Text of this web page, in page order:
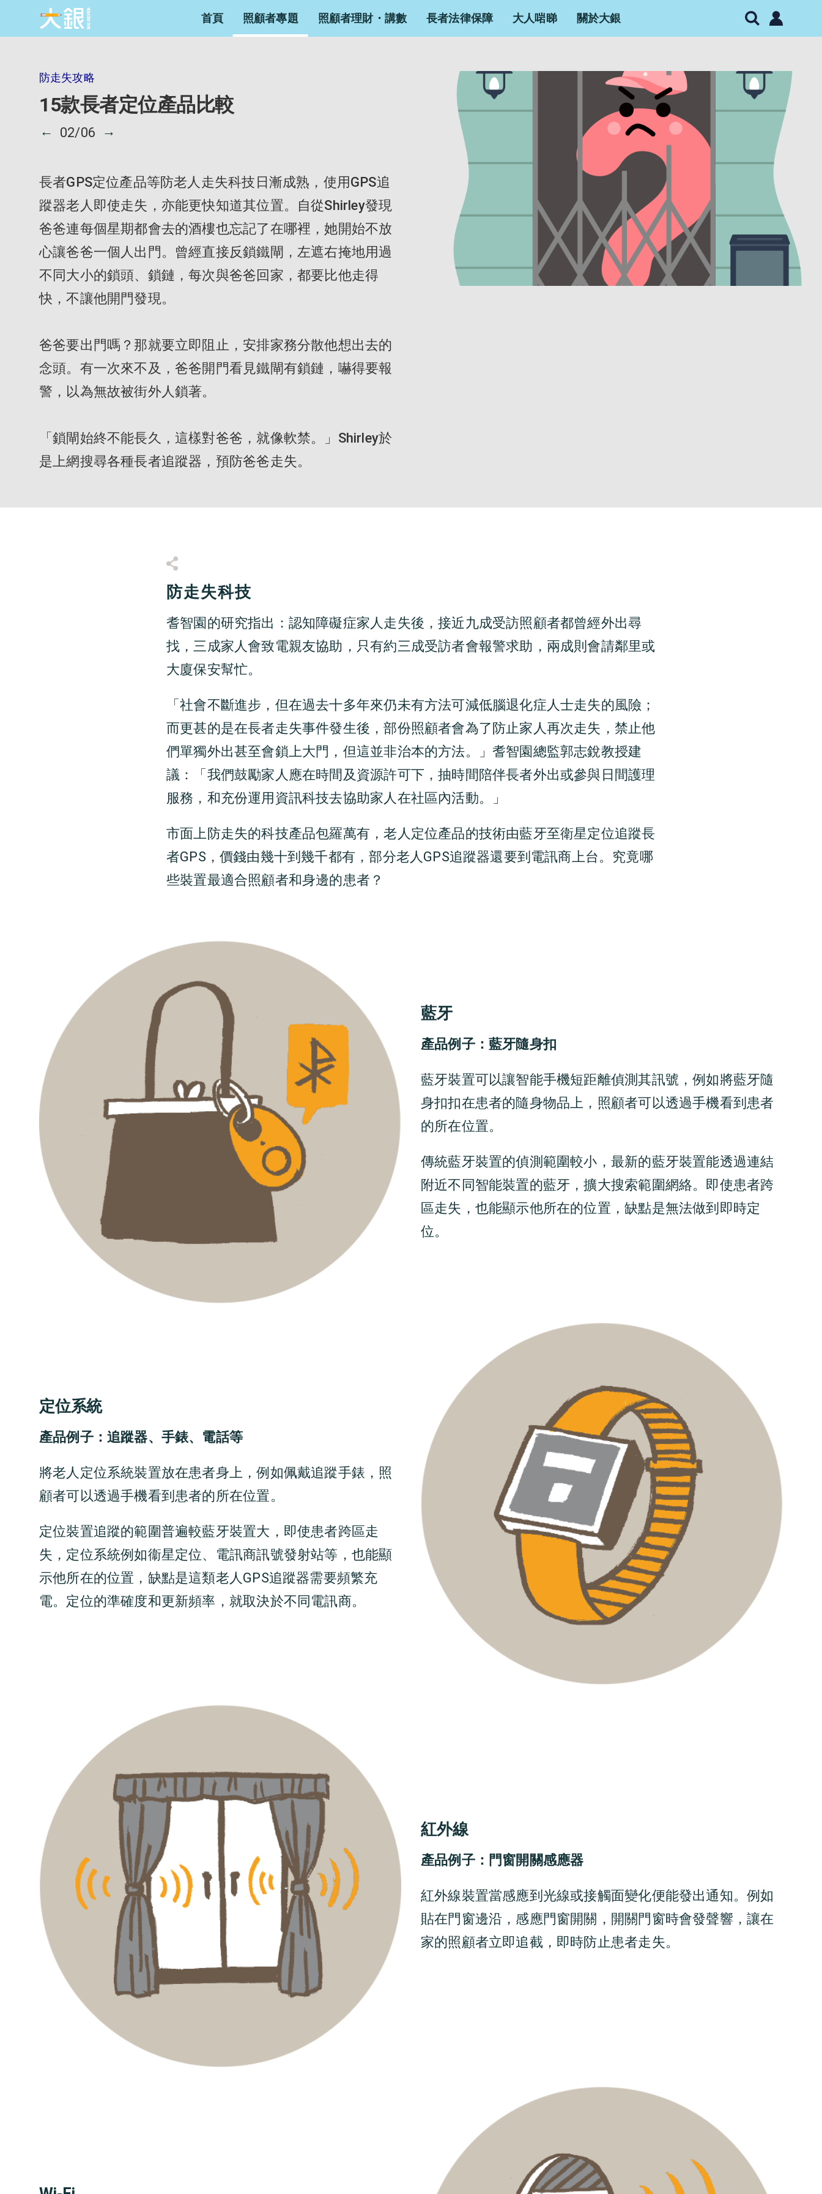
首頁 照顧者專題 照顧者理財・講數 長者法律保障 大人啱睇 關於大銀
防走失攻略
15款長者定位產品比較
← 02/06 →
長者GPS定位產品等防老人走失科技日漸成熟，使用GPS追
蹤器老人即使走失，亦能更快知道其位置。自從Shirley發現
爸爸連每個星期都會去的酒樓也忘記了在哪裡，她開始不放
心讓爸爸一個人出門。曾經直接反鎖鐵閘，左遮右掩地用過
不同大小的鎖頭、鎖鏈，每次與爸爸回家，都要比他走得
快，不讓他開門發現。
爸爸要出門嗎？那就要立即阻止，安排家務分散他想出去的
念頭。有一次來不及，爸爸開門看見鐵閘有鎖鏈，嚇得要報
警，以為無故被街外人鎖著。
「鎖閘始終不能長久，這樣對爸爸，就像軟禁。」Shirley於
是上網搜尋各種長者追蹤器，預防爸爸走失。
防走失科技
耆智園的研究指出：認知障礙症家人走失後，接近九成受訪照顧者都曾經外出尋
找，三成家人會致電親友協助，只有約三成受訪者會報警求助，兩成則會請鄰里或
大廈保安幫忙。
「社會不斷進步，但在過去十多年來仍未有方法可減低腦退化症人士走失的風險；
而更甚的是在長者走失事件發生後，部份照顧者會為了防止家人再次走失，禁止他
們單獨外出甚至會鎖上大門，但這並非治本的方法。」耆智園總監郭志銳教授建
議：「我們鼓勵家人應在時間及資源許可下，抽時間陪伴長者外出或參與日間護理
服務，和充份運用資訊科技去協助家人在社區內活動。」
市面上防走失的科技產品包羅萬有，老人定位產品的技術由藍牙至衛星定位追蹤長
者GPS ，價錢由幾十到幾千都有，部分老人GPS追蹤器還要到電訊商上台。究竟哪
些裝置最適合照顧者和身邊的患者？
藍牙
產品例子：藍牙隨身扣
藍牙裝置可以讓智能手機短距離偵測其訊號，例如將藍牙隨
身扣扣在患者的隨身物品上，照顧者可以透過手機看到患者
的所在位置。
傳統藍牙裝置的偵測範圍較小，最新的藍牙裝置能透過連結
附近不同智能裝置的藍牙，擴大搜索範圍網絡。即使患者跨
區走失，也能顯示他所在的位置，缺點是無法做到即時定
位。
定位系統
產品例子：追蹤器、手錶、電話等
將老人 定位系統裝置放在患者身上，例如佩戴追蹤手錶，照
顧者可以透過手機看到患者的所在位置。
定位裝置追蹤的範圍普遍較藍牙裝置大，即使患者跨區走
失，定位系統例如衞星定位、電訊商訊號發射站等，也能顯
示他所在的位置，缺點是這類老人GPS追蹤器需要頻繁充
電。定位的準確度和更新頻率，就取決於不同電訊商。
紅外線
產品例子：門窗開關感應器
紅外線裝置當感應到光線或接觸面變化便能發出通知。例如
貼在門窗邊沿，感應門窗開關，開關門窗時會發聲響，讓在
家的照顧者立即追截，即時防止患者走失。